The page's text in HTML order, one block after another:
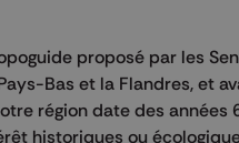
proposé par les
Bas et la Flandres, et
région date des années
historiques ou